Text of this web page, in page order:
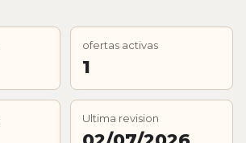
ofertas activas
1
Ultima revision